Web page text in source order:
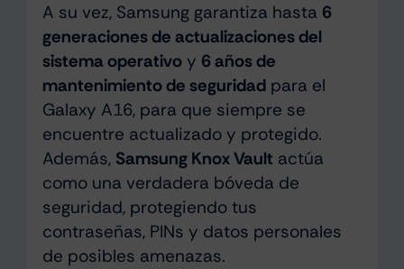
A su vez, Samsung garantiza hasta 6
generaciones de actualizaciones del
sistema operativoy 6 años de
mantenimiento de seguridadpara el
Galaxy A16, para que siempre se
encuentre actualizado y protegido.
Además, Samsung Knox Vault actúa
como una verdadera bóveda de
seguridad, protegiendo tus
contraseñas, PINs y datos personales
de posibles amenazas.